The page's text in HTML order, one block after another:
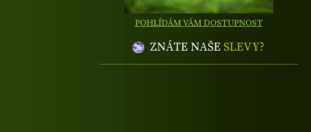
POHLÍDÁM VÁM DOSTUPNOST
ZNÁTE NAŠE SLEVY?